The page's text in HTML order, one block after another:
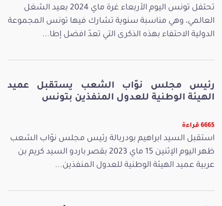
تحتفل تونس اليوم الأربعاء غرة ماي 2024 بعيد الشغل
العالمي، وهي مناسبة سنوية تشارك فيها تونس المجموعة
الدولية الاحتفاء بهذه الذكرى التي تعدّ افضل إطا...
رئيس مجلس نوّاب الشعب يستقبل عميد
الهيئة الوطنية للعدول المنفذين بتونس
6665 قراءة
استقبل السيد ابراهيم بودربالة رئيس مجلس نوّاب الشعب
ظهر اليوم الإثنين 15 ماي 2023 بقصر باردو السيد كريم بن
عربية عميد الهيئة الوطنية للعدول المنفذين...